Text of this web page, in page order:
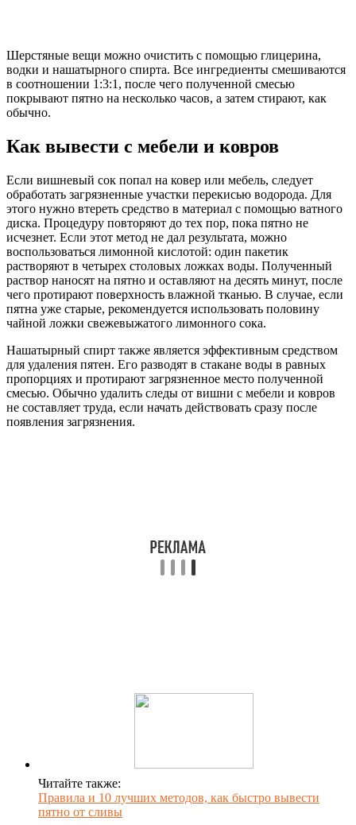
Шерстяные вещи можно очистить с помощью глицерина,
водки и нашатырного спирта. Все ингредиенты смешиваются
в соотношении 1:3:1, после чего полученной смесью
покрывают пятно на несколько часов, а затем стирают, как
обычно.
Как вывести с мебели и ковров
Если вишневый сок попал на ковер или мебель, следует
обработать загрязненные участки перекисью водорода. Для
этого нужно втереть средство в материал с помощью ватного
диска. Процедуру повторяют до тех пор, пока пятно не
исчезнет. Если этот метод не дал результата, можно
воспользоваться лимонной кислотой: один пакетик
растворяют в четырех столовых ложках воды. Полученный
раствор наносят на пятно и оставляют на десять минут, после
чего протирают поверхность влажной тканью. В случае, если
пятна уже старые, рекомендуется использовать половину
чайной ложки свежевыжатого лимонного сока.
Нашатырный спирт также является эффективным средством
для удаления пятен. Его разводят в стакане воды в равных
пропорциях и протирают загрязненное место полученной
смесью. Обычно удалить следы от вишни с мебели и ковров
не составляет труда, если начать действовать сразу после
появления загрязнения.
Читайте также:
Правила и 10 лучших методов, как быстро вывести
пятно от сливы